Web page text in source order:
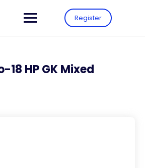
Register
18 HP GK Mixed